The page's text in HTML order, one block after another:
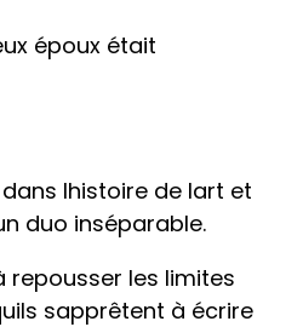
époux était
lhistoire de lart et
duo inséparable.
repousser les limites
sapprêtent à écrire